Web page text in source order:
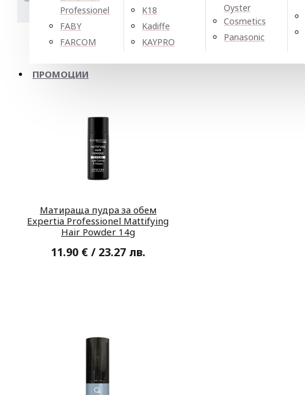
Professionel
FABY
FARCOM
K18
Kadiffe
KAYPRO
Oyster
Cosmetics
Panasonic
ПРОМОЦИИ
Подреждане по:
Показване:
Матираща пудра за обем
Expertia Professionel Mattifying
Hair Powder 14g
11.90 € / 23.27 лв.